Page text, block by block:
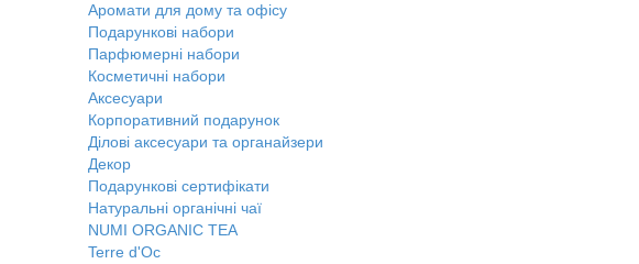
Аромати для дому та офісу
Подарункові набори
Парфюмерні набори
Косметичні набори
Аксесуари
Корпоративний подарунок
Ділові аксесуари та органайзери
Декор
Подарункові сертифікати
Натуральні органічні чаї
NUMI ORGANIC TEA
Terre d'Oc